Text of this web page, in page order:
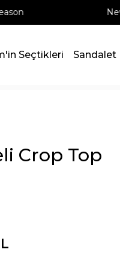
Seçtikleri Sandalet
Crop Top